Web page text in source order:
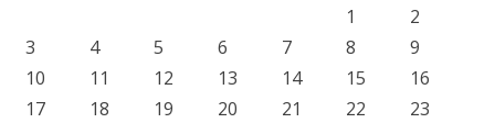
1
2
3
4 5 6 7 8
9
10
11 12 13 14 15
16
17
18 19 20 21 22
23